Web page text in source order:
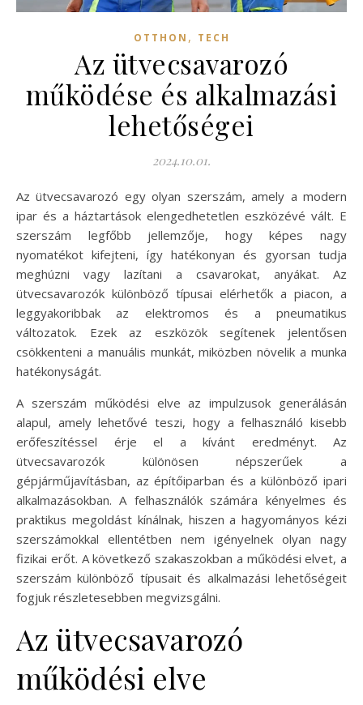
OTTHON , TECH
Az ütvecsavarozó
működése és alkalmazási
lehetőségei
2024.10.01.
Az ütvecsavarozó egy olyan szerszám, amely a modern
ipar és a háztartások elengedhetetlen eszközévé vált. E
szerszám legfőbb jellemzője, hogy képes nagy
nyomatékot kifejteni, így hatékonyan és gyorsan tudja
meghúzni vagy lazítani a csavarokat, anyákat. Az
ütvecsavarozók különböző típusai elérhetők a piacon, a
leggyakoribbak az elektromos és a pneumatikus
változatok. Ezek az eszközök segítenek jelentősen
csökkenteni a manuális munkát, miközben növelik a munka
hatékonyságát.
A szerszám működési elve az impulzusok generálásán
alapul, amely lehetővé teszi, hogy a felhasználó kisebb
erőfeszítéssel érje el a kívánt eredményt. Az
ütvecsavarozók különösen népszerűek a
gépjárműjavításban, az építőiparban és a különböző ipari
alkalmazásokban. A felhasználók számára kényelmes és
praktikus megoldást kínálnak, hiszen a hagyományos kézi
szerszámokkal ellentétben nem igényelnek olyan nagy
fizikai erőt. A következő szakaszokban a működési elvet, a
szerszám különböző típusait és alkalmazási lehetőségeit
fogjuk részletesebben megvizsgálni.
Az ütvecsavarozó
működési elve